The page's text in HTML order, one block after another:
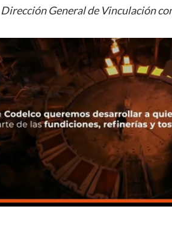
Dirección General de Vinculación